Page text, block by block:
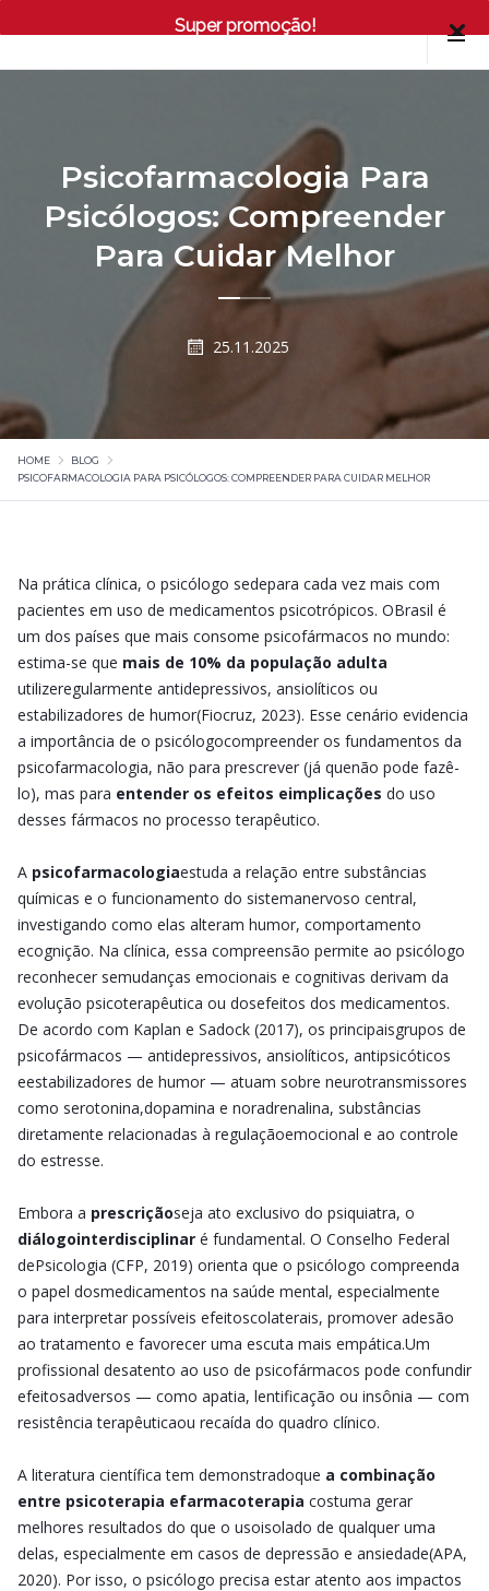
Super promoção!
Psicofarmacologia Para
Psicólogos: Compreender
Para Cuidar Melhor
25.11.2025
HOME
BLOG
PSICOFARMACOLOGIA PARA PSICÓLOGOS: COMPREENDER PARA CUIDAR MELHOR
Na prática clínica, o psicólogo sedepara cada vez mais com
pacientes em uso de medicamentos psicotrópicos. OBrasil é
um dos países que mais consome psicofármacos no mundo:
estima-se que mais de 10% da população adulta
utilizeregularmente antidepressivos, ansiolíticos ou
estabilizadores de humor(Fiocruz, 2023). Esse cenário evidencia
a importância de o psicólogocompreender os fundamentos da
psicofarmacologia, não para prescrever (já quenão pode fazê-
lo), mas para entender os efeitos eimplicações do uso
desses fármacos no processo terapêutico.
A psicofarmacologiaestuda a relação entre substâncias
químicas e o funcionamento do sistemanervoso central,
investigando como elas alteram humor, comportamento
ecognição. Na clínica, essa compreensão permite ao psicólogo
reconhecer semudanças emocionais e cognitivas derivam da
evolução psicoterapêutica ou dosefeitos dos medicamentos.
De acordo com Kaplan e Sadock (2017), os principaisgrupos de
psicofármacos — antidepressivos, ansiolíticos, antipsicóticos
eestabilizadores de humor — atuam sobre neurotransmissores
como serotonina,dopamina e noradrenalina, substâncias
diretamente relacionadas à regulaçãoemocional e ao controle
do estresse.
Embora a prescriçãoseja ato exclusivo do psiquiatra, o
diálogointerdisciplinar é fundamental. O Conselho Federal
dePsicologia (CFP, 2019) orienta que o psicólogo compreenda
o papel dosmedicamentos na saúde mental, especialmente
para interpretar possíveis efeitoscolaterais, promover adesão
ao tratamento e favorecer uma escuta mais empática.Um
profissional desatento ao uso de psicofármacos pode confundir
efeitosadversos — como apatia, lentificação ou insônia — com
resistência terapêuticaou recaída do quadro clínico.
A literatura científica tem demonstradoque a combinação
entre psicoterapia efarmacoterapia costuma gerar
melhores resultados do que o usoisolado de qualquer uma
delas, especialmente em casos de depressão e ansiedade(APA,
2020). Por isso, o psicólogo precisa estar atento aos impactos